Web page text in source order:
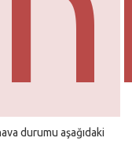
durumu aşağıdaki